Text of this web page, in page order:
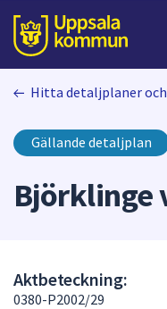
Till sidans
huvudinnehåll
Hitta detaljplaner
Gällande detaljplan
Björklinge
Aktbeteckning:
0380-P2002/29